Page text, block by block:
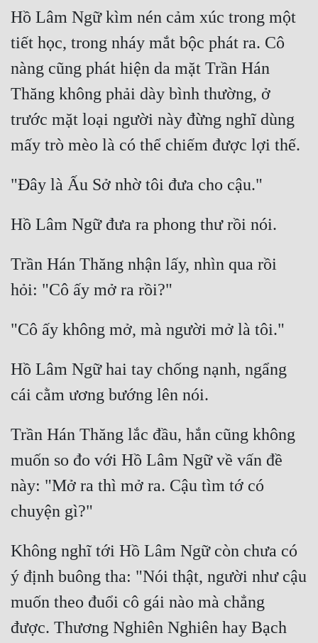
Tính Cách Nhân Vật :
Cơ Trí
Sát Phạt Quyết Đoán
Vô Sỉ
Hồ Lâm Ngữ kìm nén cảm xúc trong một
tiết học, trong nháy mắt bộc phát ra. Cô
nàng cũng phát hiện da mặt Trần Hán
Thăng không phải dày bình thường, ở
trước mặt loại người này đừng nghĩ dùng
Trần Hán Thăng nhận lấy, nhìn qua rồi
Hồ Lâm Ngữ hai tay chống nạnh, ngẩng
Trần Hán Thăng lắc đầu, hắn cũng không
muốn so đo với Hồ Lâm Ngữ về vấn đề
này: "Mở ra thì mở ra. Cậu tìm tớ có
Không nghĩ tới Hồ Lâm Ngữ còn chưa có
ý định buông tha: "Nói thật, người như cậu
muốn theo đuổi cô gái nào mà chẳng
được. Thương Nghiên Nghiên hay Bạch